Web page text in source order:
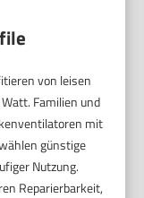
von leisen
Familien und
mit
günstige
Nutzung.
Reparierbarkeit,